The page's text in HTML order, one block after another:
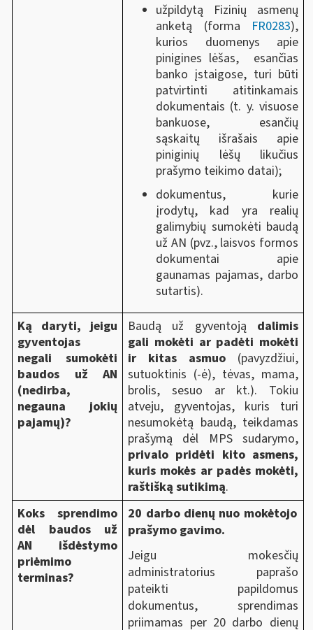
užpildytą Fizinių asmenų
anketą (forma FR0283),
kurios duomenys apie
pinigines lėšas, esančias
banko įstaigose, turi būti
patvirtinti atitinkamais
dokumentais (t. y. visuose
bankuose, esančių
sąskaitų išrašais apie
piniginių lėšų likučius
prašymo teikimo datai);
dokumentus, kurie
įrodytų, kad yra realių
galimybių sumokėti baudą
už AN (pvz., laisvos formos
dokumentai apie
gaunamas pajamas, darbo
sutartis).
Ką daryti, jeigu
gyventojas
negali sumokėti
baudos už AN
(nedirba,
negauna jokių
pajamų)?
Baudą už gyventoją dalimis
gali mokėti ar padėti mokėti
ir kitas asmuo(pavyzdžiui,
sutuoktinis (-ė), tėvas, mama,
brolis, sesuo ar kt.). Tokiu
atveju, gyventojas, kuris turi
nesumokėtą baudą, teikdamas
prašymą dėl MPS sudarymo,
privalo pridėti kito asmens,
kuris mokės ar padės mokėti,
raštišką sutikimą.
Koks sprendimo
dėl baudos už
AN išdėstymo
priėmimo
terminas?
20 darbo dienų nuo mokėtojo
prašymo gavimo.
Jeigu mokesčių
administratorius paprašo
pateikti papildomus
dokumentus, sprendimas
priimamas per 20 darbo dienų